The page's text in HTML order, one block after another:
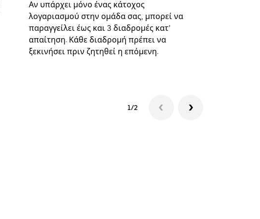
Αν υπάρχει μόνο ένας κάτοχος
λογαριασμού στην ομάδα σας, μπορεί να
παραγγείλει έως και 3 διαδρομές κατ’
απαίτηση. Κάθε διαδρομή πρέπει να
ξεκινήσει πριν ζητηθεί η επόμενη.
1/2